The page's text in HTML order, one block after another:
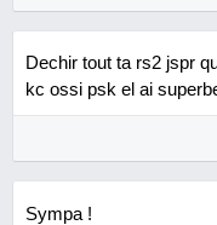
Dechir tout ta rs2 jspr
kc ossi psk el ai
Sympa !